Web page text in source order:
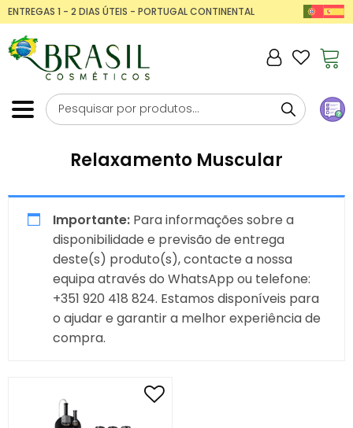
ENTREGAS 1 - 2 DIAS ÚTEIS - PORTUGAL CONTINENTAL
Relaxamento Muscular
Importante: Para informações sobre a
disponibilidade e previsão de entrega
deste(s) produto(s), contacte a nossa
equipa através do WhatsApp ou telefone:
+351 920 418 824. Estamos disponíveis para
o ajudar e garantir a melhor experiência de
compra.